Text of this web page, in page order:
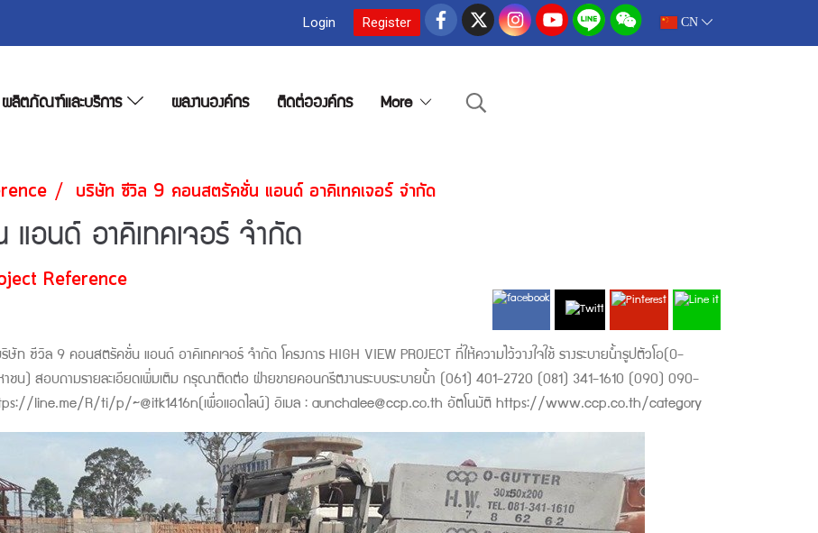
Login Register CN
ผลิตภัณฑ์และบริการ ผลงานองค์กร ติดต่อองค์กร More
บริษัท ซีวิล 9 คอนสตรัคชั่น แอนด์ อาคิเทคเจอร์ จำกัด
อนด์ อาคิเทคเจอร์ จำกัด
Reference
วิล 9 คอนสตรัคชั่น แอนด์ อาคิเทคเจอร์ จำกัด โครงการ HIGH VIEW PROJECT ที่ให้ความไว้วางใจใช้ รางระบายน้ำรูปตัวโอ(O-
) สอบถามรายละเอียดเพิ่มเติม กรุณาติดต่อ ฝ่ายขายคอนกรีตงานระบบระบายน้ำ (061) 401-2720 (081) 341-1610 (090) 090-
line.me/R/ti/p/~@itk1416n(เพื่อเเอดไลน์) อิเมล : aunchalee@ccp.co.th อัตโนมัติ https://www.ccp.co.th/category